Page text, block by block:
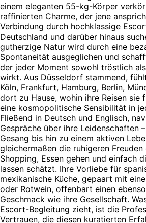
einem eleganten 55-kg-Körper
raffinierten Charme, der jene
Verbindung durch hochklassige
Deutschland und darüber hinaus
gutherzige Natur wird durch eine
Spontaneität ausgeglichen und
der jeder Moment sowohl tröstlich
wirkt. Aus Düsseldorf stammend,
Köln, Frankfurt, Hamburg, Berlin,
dort zu Hause, wohin ihre Reisen sie
eine kosmopolitische Sensibilität in
Fließend in Deutsch und Englisch,
Gespräche über ihre Leidenschaften
Gesang bis hin zu einem aktiven
gleichermaßen die ruhigeren
Shopping, Essen gehen und einfach
lassen schätzt. Ihre Vorliebe für
mexikanische Küche, gepaart mit
oder Rotwein, offenbart einen
Geschmack wie ihre Gesellschaft.
Escort-Begleitung zieht, ist die
Vertrauen, die diesen kuratierten